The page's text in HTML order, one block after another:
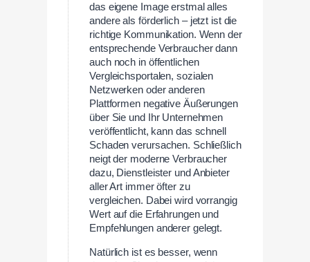
das eigene Image erstmal alles
andere als förderlich – jetzt ist die
richtige Kommunikation. Wenn der
entsprechende Verbraucher dann
auch noch in öffentlichen
Vergleichsportalen, sozialen
Netzwerken oder anderen
Plattformen negative Äußerungen
über Sie und Ihr Unternehmen
veröffentlicht, kann das schnell
Schaden verursachen. Schließlich
neigt der moderne Verbraucher
dazu, Dienstleister und Anbieter
aller Art immer öfter zu
vergleichen. Dabei wird vorrangig
Wert auf die Erfahrungen und
Empfehlungen anderer gelegt.
Natürlich ist es besser, wenn